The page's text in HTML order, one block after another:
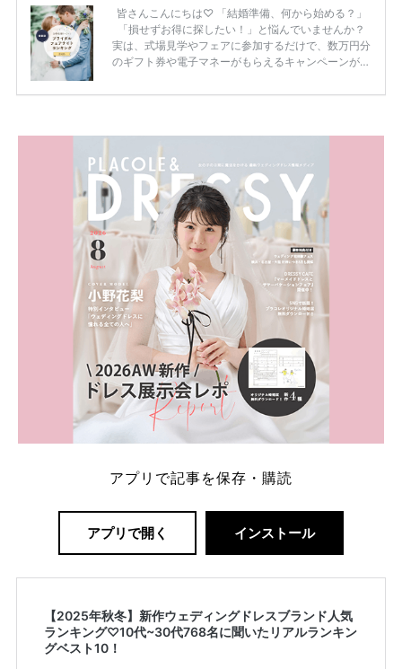
皆さんこんにちは♡ 「結婚準備、何から始める？」
「損せずお得に探したい！」と悩んでいませんか？
実は、式場見学やフェアに参加するだけで、数万円分
のギフト券や電子マネーがもらえるキャンペーンがあ
ため、比較せずに選ぶと損をしてしまうことも……。
内容：特典金額・条件・応募方法・注意点 「どこが
一番お得？」「プラコレの特典は？」といった疑問も
解決します。 まずは診断で候補を絞れる「ウェディ
ング診断」か、体験型 […]
続きを読む
アプリで記事を保存・購読
アプリで開く インストール
【2025年秋冬】新作ウェディングドレスブランド人気
ランキング♡10代~30代768名に聞いたリアルランキン
グベスト10！